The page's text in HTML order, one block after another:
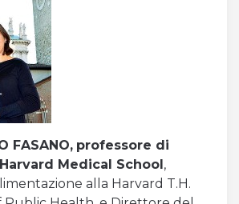
FASANO, professore di
Medical School ,
alla Harvard T.H.